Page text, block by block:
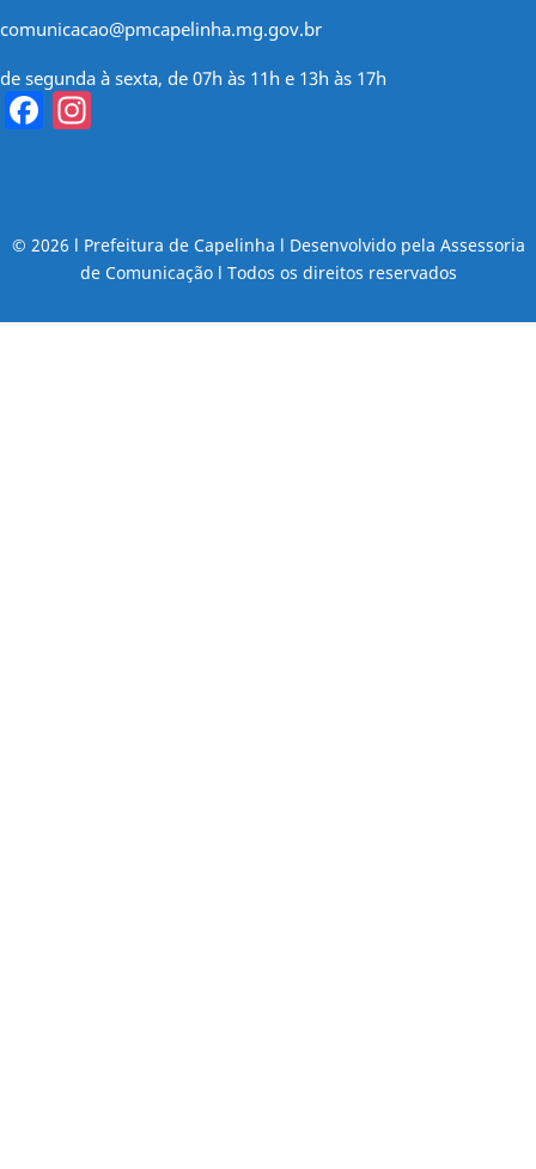
comunicacao@pmcapelinha.mg.gov.br
de segunda à sexta, de 07h às 11h e 13h às 17h
Facebook
© 2026 l Prefeitura de Capelinha l Desenvolvido pela Assessoria
de Comunicação l Todos os direitos reservados